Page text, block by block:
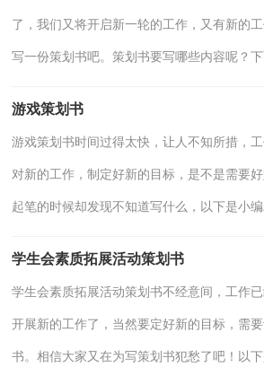
了，我们又将开启新一轮的工作，又有新的
写一份策划书吧。策划书要写哪些内容呢？
游戏策划书
游戏策划书时间过得太快，让人不知所措，
对新的工作，制定好新的目标，是不是需要
起笔的时候却发现不知道写什么，以下是小
学生会素质拓展活动策划书
学生会素质拓展活动策划书不经意间，工作
开展新的工作了，当然要定好新的目标，需
书。相信大家又在为写策划书犯愁了吧！以